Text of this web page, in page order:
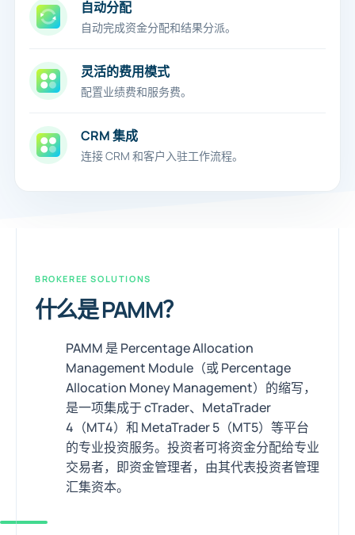
自动分配
自动完成资金分配和结果分派。
灵活的费用模式
配置业绩费和服务费。
CRM 集成
连接 CRM 和客户入驻工作流程。
BROKEREE SOLUTIONS
什么是 PAMM？
PAMM 是 Percentage Allocation
Management Module（或 Percentage
Allocation Money Management）的缩写，
是一项集成于 cTrader、MetaTrader
4（MT4）和 MetaTrader 5（MT5）等平台
的专业投资服务。投资者可将资金分配给专业
交易者，即资金管理者，由其代表投资者管理
汇集资本。